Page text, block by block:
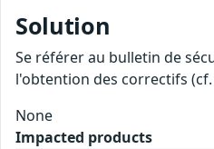
Solution
Se référer au bulletin de
l'obtention des correctifs
None
Impacted products